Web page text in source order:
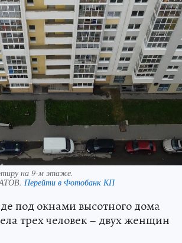
на 9-м этаже.
Перейти в Фотобанк КП
под окнами высотного дома
трех человек – двух женщин